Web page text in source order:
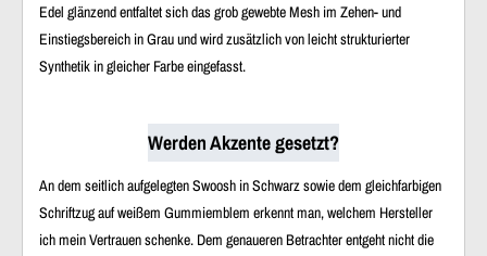
Edel glänzend entfaltet sich das grob gewebte Mesh im Zehen- und
Einstiegsbereich in Grau und wird zusätzlich von leicht strukturierter
Synthetik in gleicher Farbe eingefasst.
Werden Akzente gesetzt?
An dem seitlich aufgelegten Swoosh in Schwarz sowie dem gleichfarbigen
Schriftzug auf weißem Gummiemblem erkennt man, welchem Hersteller
ich mein Vertrauen schenke. Dem genaueren Betrachter entgeht nicht die